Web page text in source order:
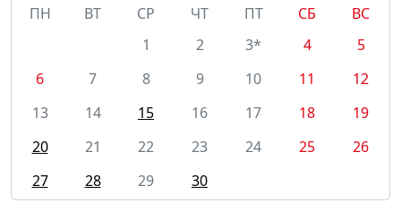
ПН
ВТ СР ЧТ ПТ СБ
ВС
1
2 3* 4
5
6
7 8 9 10 11
12
13
14 15 16 17 18
19
20
21 22 23 24 25
26
27
28 29 30